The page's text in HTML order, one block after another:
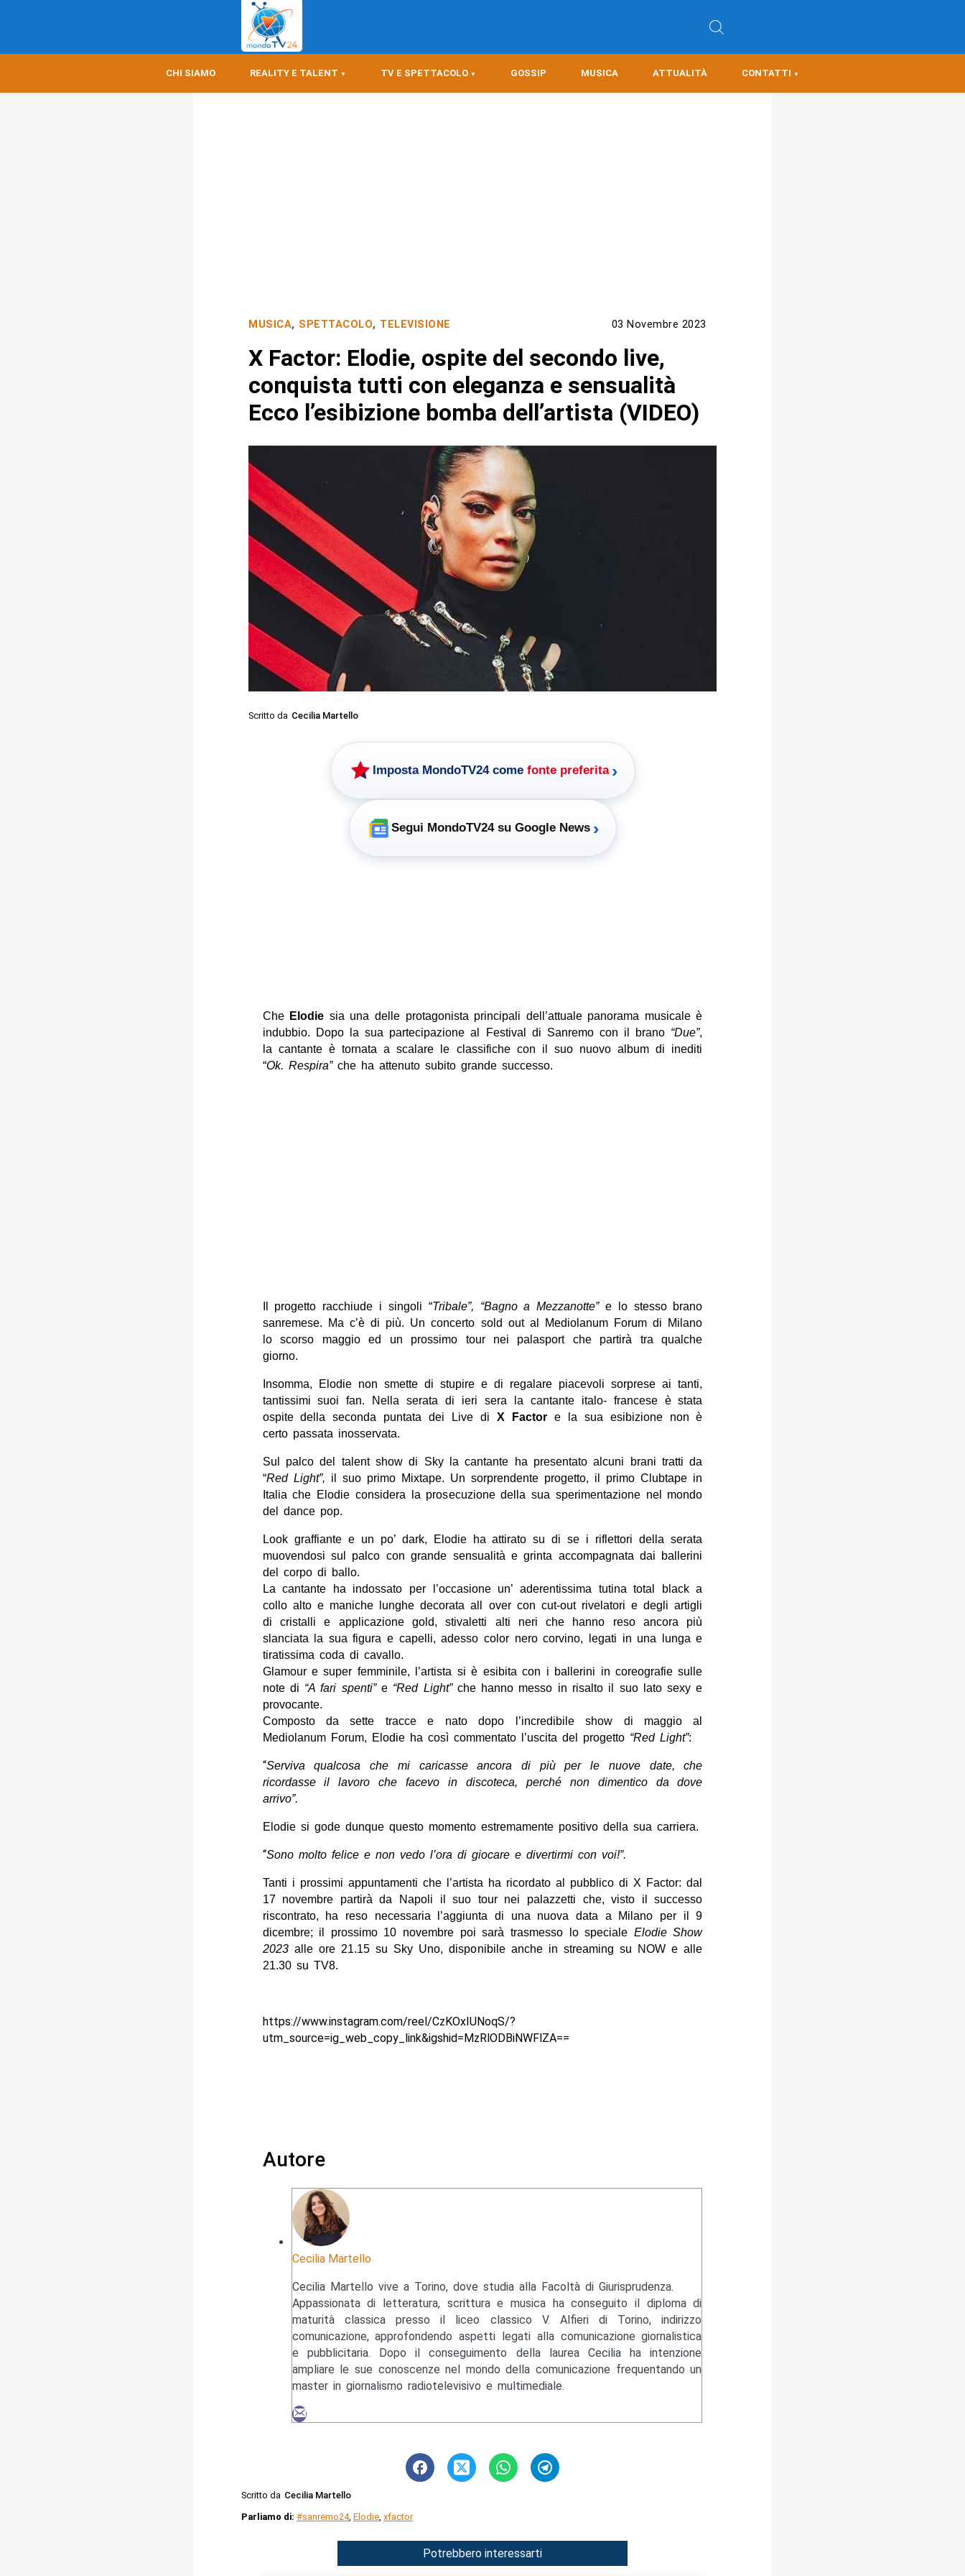
CHI SIAMO REALITY E TALENT TV E SPETTACOLO GOSSIP MUSICA ATTUALITÀ CONTATTI
MUSICA, SPETTACOLO, TELEVISIONE 03 Novembre 2023
X Factor: Elodie, ospite del secondo live,
conquista tutti con eleganza e sensualità
Ecco l’esibizione bomba dell’artista (VIDEO)
Scritto da Cecilia Martello
Imposta MondoTV24 come fonte preferita ›
Segui MondoTV24 su Google News ›
Che Elodie sia una delle protagonista principali dell’attuale panorama musicale è
indubbio. Dopo la sua partecipazione al Festival di Sanremo con il brano “Due”,
la cantante è tornata a scalare le classifiche con il suo nuovo album di inediti
“Ok. Respira”che ha attenuto subito grande successo.
Il progetto racchiude i singoli “Tribale”, “Bagno a Mezzanotte”e lo stesso brano
sanremese.
Ma c’è di più. Un concerto sold out al Mediolanum Forum di Milano
lo scorso maggio ed un prossimo tour nei palasport che partirà tra qualche
giorno.
Insomma, Elodie non smette di stupire e di regalare piacevoli sorprese ai tanti,
tantissimi suoi fan.
Nella serata di ieri sera la cantante italo- francese è stata
ospite della seconda puntata dei Live di X Factore la sua esibizione non è
certo passata inosservata.
Sul palco del talent show di Sky la cantante ha presentato alcuni brani tratti da
“Red Light”, il suo primo Mixtape. Un sorprendente progetto, il primo Clubtape in
Italia che Elodie considera la prosecuzione della sua sperimentazione nel mondo
del dance pop.
Look graffiante e un po’ dark, Elodie ha attirato su di se i riflettori della serata
muovendosi sul palco con grande sensualità e grinta accompagnata dai ballerini
del corpo di ballo.
La cantante ha indossato per l’occasione un’ aderentissima tutina total black a
collo alto e maniche lunghe decorata all over con cut-out rivelatori e degli artigli
di cristalli e applicazione gold, stivaletti alti neri che hanno reso ancora più
slanciata la sua figura e capelli, adesso color nero corvino, legati in una lunga e
tiratissima coda di cavallo.
Glamour e super femminile, l’artista si è esibita con i ballerini in coreografie sulle
note di “A fari spenti”e “Red Light”che hanno messo in risalto il suo lato sexy e
provocante.
Composto da sette tracce e nato dopo l’incredibile show di maggio al
Mediolanum Forum, Elodie ha così commentato l’uscita del progetto “Red Light”:
“Serviva qualcosa che mi caricasse ancora di più per le nuove date, che
ricordasse il lavoro che facevo in discoteca, perché non dimentico da dove
arrivo”.
Elodie si gode dunque questo momento estremamente positivo della sua carriera.
“Sono molto felice e non vedo l’ora di giocare e divertirmi con voi!”.
Tanti i prossimi appuntamenti che l’artista ha ricordato al pubblico di X Factor: dal
17 novembre partirà da Napoli il suo tour nei palazzetti che, visto il successo
riscontrato, ha reso necessaria l’aggiunta di una nuova data a Milano per il 9
dicembre; il prossimo 10 novembre poi sarà trasmesso lo speciale Elodie Show
2023alle ore 21.15 su Sky Uno, disponibile anche in streaming su NOW e alle
21.30 su TV8.
https://www.instagram.com/reel/CzKOxIUNoqS/?
utm_source=ig_web_copy_link&igshid=MzRlODBiNWFlZA==
Autore
Cecilia Martello
Cecilia Martello vive a Torino, dove studia alla Facoltà di Giurisprudenza.
Appassionata di letteratura, scrittura e musica ha conseguito il diploma di
maturità classica presso il liceo classico V. Alfieri di Torino, indirizzo
comunicazione, approfondendo aspetti legati alla comunicazione giornalistica
e pubblicitaria. Dopo il conseguimento della laurea Cecilia ha intenzione
ampliare le sue conoscenze nel mondo della comunicazione frequentando un
master in giornalismo radiotelevisivo e multimediale.
Scritto da Cecilia Martello
Parliamo di: #sanremo24, Elodie xfactor
Potrebbero interessarti